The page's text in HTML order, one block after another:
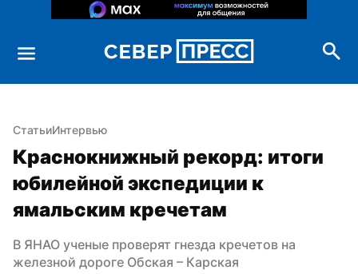
СтатьиИнтервью
Краснокнижный рекорд: итоги
юбилейной экспедиции к
ямальским кречетам
В ЯНАО ученые проверят гнезда кречетов на
железной дороге Обская – Карская